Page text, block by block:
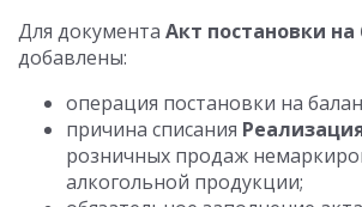
Для документа Акт постановки
добавлены:
операция постановки на
причина списания
розничных продаж
алкогольной продукции;